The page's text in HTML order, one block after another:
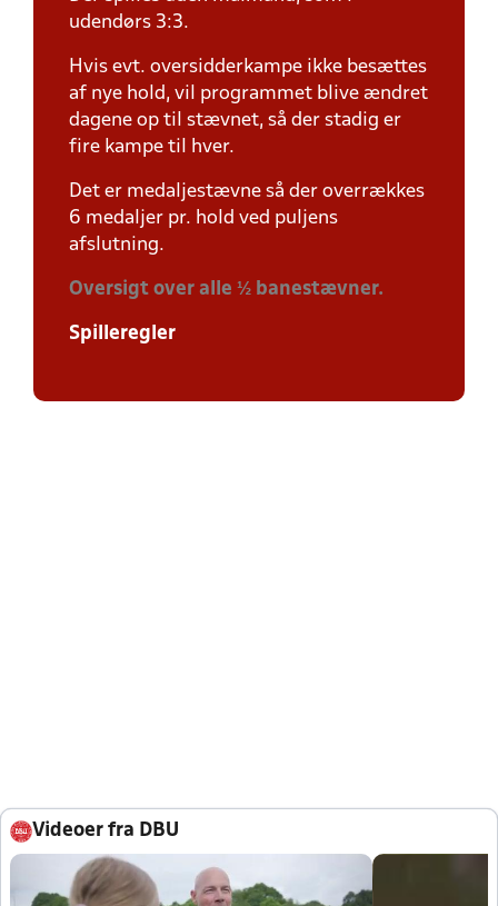
udendørs 3:3.
Hvis evt. oversidderkampe ikke besættes
af nye hold, vil programmet blive ændret
dagene op til stævnet, så der stadig er
fire kampe til hver.
Det er medaljestævne så der overrækkes
6 medaljer pr. hold ved puljens
afslutning.
Oversigt over alle ½ banestævner.
Spilleregler
Videoer fra DBU